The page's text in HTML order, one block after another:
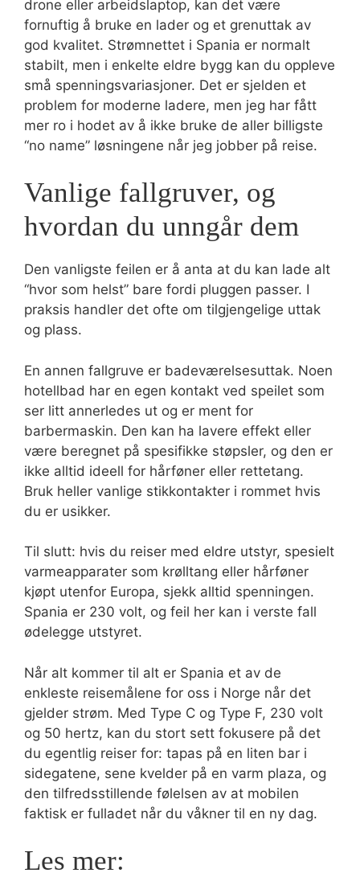
drone eller arbeidslaptop, kan det være
fornuftig å bruke en lader og et grenuttak av
god kvalitet. Strømnettet i Spania er normalt
stabilt, men i enkelte eldre bygg kan du oppleve
små spenningsvariasjoner. Det er sjelden et
problem for moderne ladere, men jeg har fått
mer ro i hodet av å ikke bruke de aller billigste
“no name” løsningene når jeg jobber på reise.
Vanlige fallgruver, og
hvordan du unngår dem
Den vanligste feilen er å anta at du kan lade alt
“hvor som helst” bare fordi pluggen passer. I
praksis handler det ofte om tilgjengelige uttak
og plass.
En annen fallgruve er badeværelsesuttak. Noen
hotellbad har en egen kontakt ved speilet som
ser litt annerledes ut og er ment for
barbermaskin. Den kan ha lavere effekt eller
være beregnet på spesifikke støpsler, og den er
ikke alltid ideell for hårføner eller rettetang.
Bruk heller vanlige stikkontakter i rommet hvis
du er usikker.
Til slutt: hvis du reiser med eldre utstyr, spesielt
varmeapparater som krølltang eller hårføner
kjøpt utenfor Europa, sjekk alltid spenningen.
Spania er 230 volt, og feil her kan i verste fall
ødelegge utstyret.
Når alt kommer til alt er Spania et av de
enkleste reisemålene for oss i Norge når det
gjelder strøm. Med Type C og Type F, 230 volt
og 50 hertz, kan du stort sett fokusere på det
du egentlig reiser for: tapas på en liten bar i
sidegatene, sene kvelder på en varm plaza, og
den tilfredsstillende følelsen av at mobilen
faktisk er fulladet når du våkner til en ny dag.
Les mer: